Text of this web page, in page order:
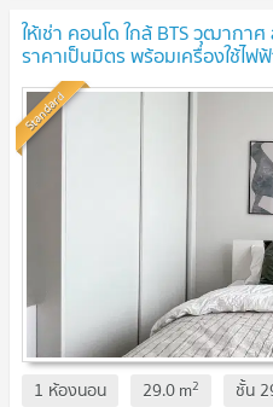
ให้เช่า คอนโด ใกล้ BTS วุฒากา
ราคาเป็นมิตร พร้อมเครื่องใช้ไฟ
Standard
1 ห้องนอน 29.0m2 ชั้น